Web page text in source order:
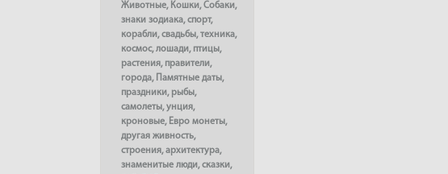
Животные, Кошки,Собаки,
знаки зодиака,спорт,
корабли,свадьбы,техника,
космос,лошади, птицы,
растения, правители,
города, Памятные даты,
праздники, рыбы,
самолеты,унция,
кроновые, Евро монеты,
другая живность,
строения,архитектура,
знаменитые люди,сказки,